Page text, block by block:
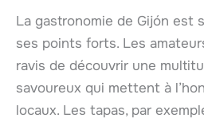
La gastronomie de Gijón est
ses points forts. Les
ravis de découvrir une
savoureux qui mettent à
locaux. Les tapas, par